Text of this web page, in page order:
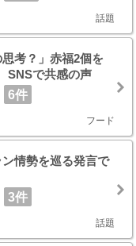
話題
考？」赤福2個を
SNSで共感の声
6件
フード
情勢を巡る発言で
3件
話題